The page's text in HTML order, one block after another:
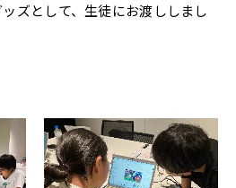
ズとして、生徒にお渡ししまし